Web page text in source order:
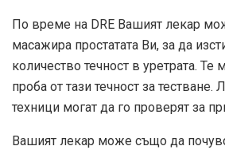
По време на DRE Вашият лекар
масажира простатата Ви, за да
количество течност в уретрата. Те
проба от тази течност за тестване.
техници могат да го проверят за
Вашият лекар може също да